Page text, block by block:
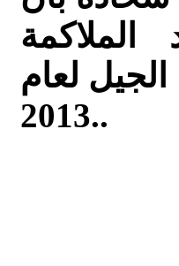
الجيل لعام
2013..